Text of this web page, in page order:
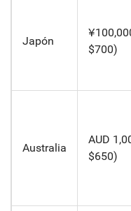
Japón
$700)
Australia
AUD
$650)